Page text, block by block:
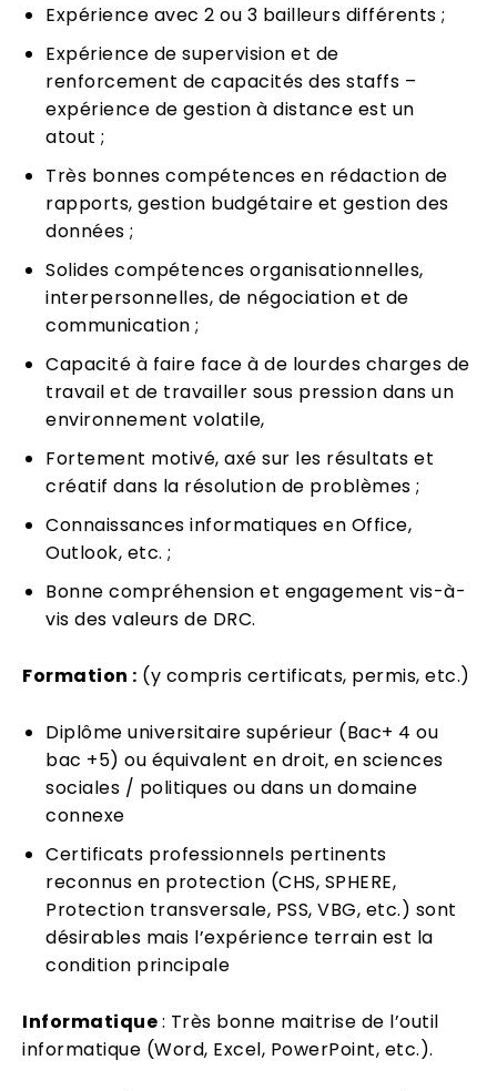
Expérience avec 2 ou 3 bailleurs différents ;
Expérience de supervision et de
renforcement de capacités des staffs –
expérience de gestion à distance est un
atout ;
Très bonnes compétences en rédaction de
rapports, gestion budgétaire et gestion des
données ;
Solides compétences organisationnelles,
interpersonnelles, de négociation et de
communication ;
Capacité à faire face à de lourdes charges de
travail et de travailler sous pression dans un
environnement volatile,
Fortement motivé, axé sur les résultats et
créatif dans la résolution de problèmes ;
Connaissances informatiques en Office,
Outlook, etc. ;
Bonne compréhension et engagement vis-à-
vis des valeurs de DRC.
Formation : (y compris certificats, permis, etc.)
Diplôme universitaire supérieur (Bac+ 4 ou
bac +5) ou équivalent en droit, en sciences
sociales / politiques ou dans un domaine
connexe
Certificats professionnels pertinents
reconnus en protection (CHS, SPHERE,
Protection transversale, PSS, VBG, etc.) sont
désirables mais l’expérience terrain est la
condition principale
Informatique: Très bonne maitrise de l’outil
informatique (Word, Excel, PowerPoint, etc.).